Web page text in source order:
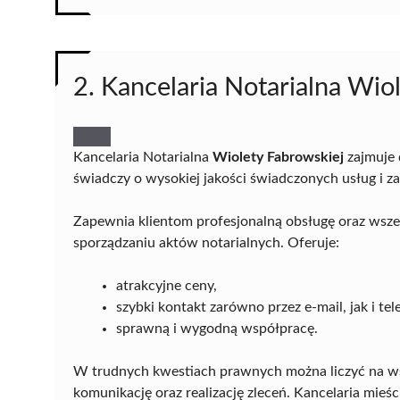
2. Kancelaria Notarialna
Kancelaria Notarialna Wiolety Fabrowskiej zajmuje
świadczy o wysokiej jakości świadczonych usług i
Zapewnia klientom profesjonalną obsługę oraz
sporządzaniu aktów notarialnych. Oferuje:
atrakcyjne ceny,
szybki kontakt zarówno przez e-mail, jak i
sprawną i wygodną współpracę.
W trudnych kwestiach prawnych można liczyć na
komunikację oraz realizację zleceń. Kancelaria